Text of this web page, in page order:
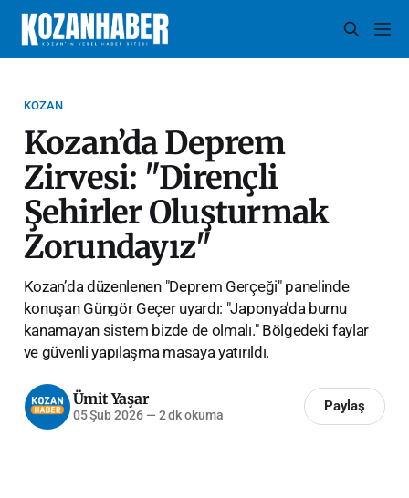
KOZAN
Kozan’da Deprem
Zirvesi: "Dirençli
Şehirler Oluşturmak
Zorundayız"
Kozan’da düzenlenen "Deprem Gerçeği" panelinde
konuşan Güngör Geçer uyardı: "Japonya’da burnu
kanamayan sistem bizde de olmalı." Bölgedeki faylar
ve güvenli yapılaşma masaya yatırıldı.
Ümit Yaşar
05 Şub 2026 — 2 dk okuma
Paylaş